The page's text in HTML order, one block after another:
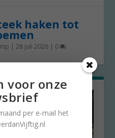
haken tot
|28 juli 2026 | 0
voor onze
per e-mail het